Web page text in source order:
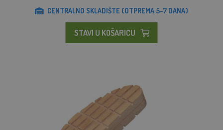
CENTRALNO SKLADIŠTE (OTPREMA 5-7 DANA)
STAVI U KOŠARICU